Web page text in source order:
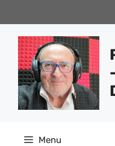
al
contenuto
Menu